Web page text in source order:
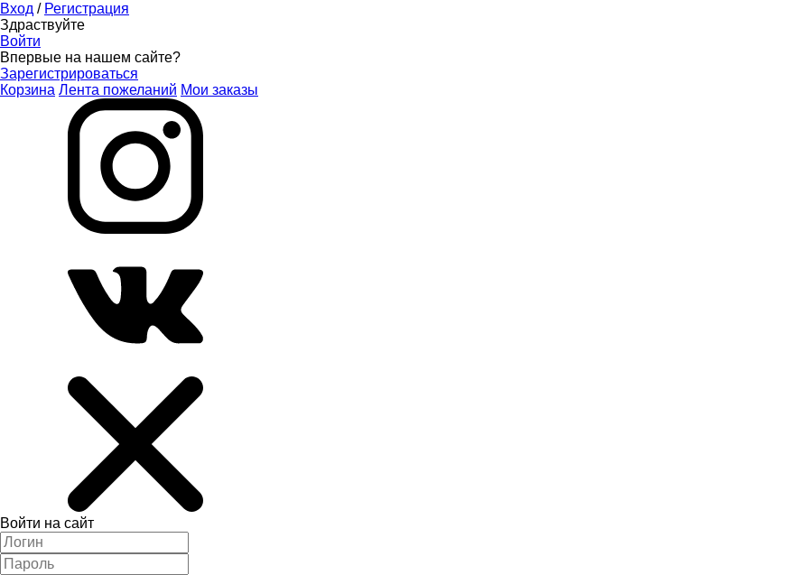
Вход / Регистрация
Здраствуйте
Войти
Впервые на нашем сайте?
Зарегистрироваться
Корзина Лента пожеланий Мои заказы
Войти на сайт